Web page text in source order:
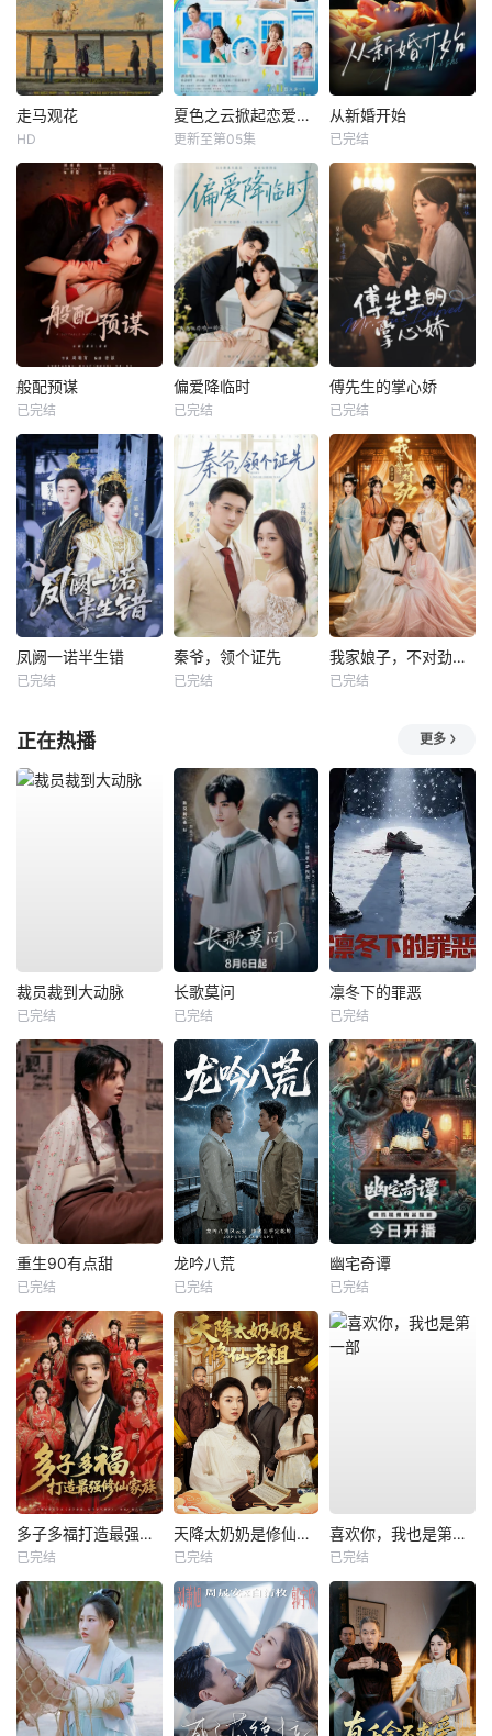
走马观花
HD
夏色之云掀起恋爱与风暴
更新至第05集
从新婚开始
已完结
般配预谋
已完结
偏爱降临时
已完结
傅先生的掌心娇
已完结
凤阙一诺半生错
已完结
秦爷，领个证先
已完结
我家娘子，不对劲第四季
已完结
正在热播 更多
裁员裁到大动脉
已完结
长歌莫问
已完结
凛冬下的罪恶
已完结
重生90有点甜
已完结
龙吟八荒
已完结
幽宅奇谭
已完结
多子多福打造最强修仙家族
已完结
天降太奶奶是修仙老祖
已完结
喜欢你，我也是第一部
已完结